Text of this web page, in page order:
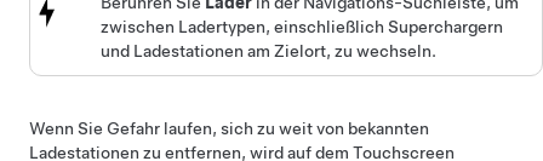
zwischen Ladertypen, einschließlich Superchargern
und Ladestationen am Zielort, zu wechseln.
Wenn Sie Gefahr laufen, sich zu weit von bekannten
Ladestationen zu entfernen, wird auf dem Touchscreen